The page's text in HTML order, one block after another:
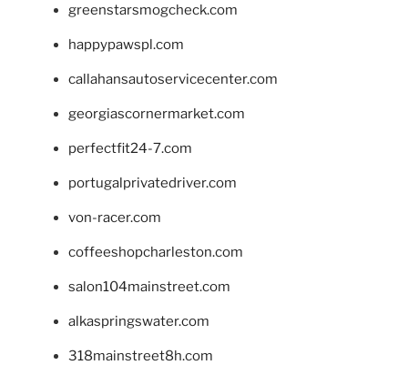
greenstarsmogcheck.com
happypawspl.com
callahansautoservicecenter.com
georgiascornermarket.com
perfectfit24-7.com
portugalprivatedriver.com
von-racer.com
coffeeshopcharleston.com
salon104mainstreet.com
alkaspringswater.com
318mainstreet8h.com